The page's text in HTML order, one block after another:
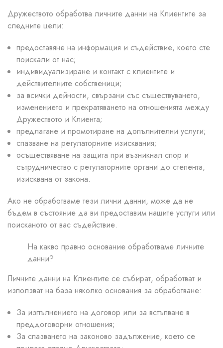
Дружеството обработва личните данни на Клиентите за
следните цели:
предоставяне на информация и съдействие, което сте
поискали от нас;
индивидуализиране и контакт с клиентите и
действителните собственици;
за всички дейности, свързани със съществуването,
изменението и прекратяването на отношенията между
Дружеството и Клиента;
предлагане и промотиране на допълнителни услуги;
спазване на регулаторните изисквания;
осъществяване на защита при възникнал спор и
сътрудничество с регулаторните органи до степента,
изисквана от закона.
Ако не обработваме тези лични данни, може да не
бъдем в състояние да ви предоставим нашите услуги или
поисканото от вас съдействие.
На какво правно основание обработваме личните
данни?
Личните данни на Клиентите се събират, обработват и
използват на база няколко основания за обработване:
За изпълнението на договор или за встъпване в
преддоговорни отношения;
За спазването на законово задължение, което се